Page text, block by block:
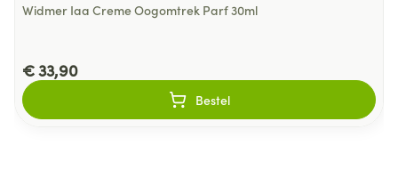
Widmer Iaa Creme Oogomtrek Parf 30ml
€ 33,90
Bestel